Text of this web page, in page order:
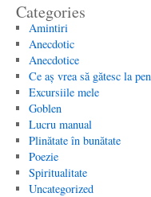
Categories
Amintiri
Anecdotic
Anecdotice
Ce aș vrea să gătesc la
Excursiile mele
Goblen
Lucru manual
Plinătate în bunătate
Poezie
Spiritualitate
Uncategorized